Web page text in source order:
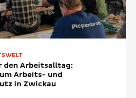
den Arbeitsalltag:
Arbeits- und
in Zwickau